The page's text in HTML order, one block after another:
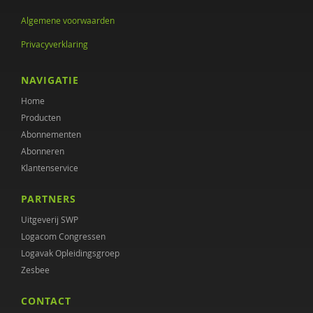
Marianne van de Linde
Rosalie Metze
Tine Molendijk
Eline Nievers
Jeannette Ooink
Jennie Scholtmeijer
Nina Sitskoorn
Diana Vaklinova
Irene van de Giessen
Els Van De Sompel
Algemene voorwaarden
Privacyverklaring
NAVIGATIE
Home
Producten
Abonnementen
Abonneren
Klantenservice
PARTNERS
Uitgeverij SWP
Logacom Congressen
Logavak Opleidingsgroep
Zesbee
CONTACT